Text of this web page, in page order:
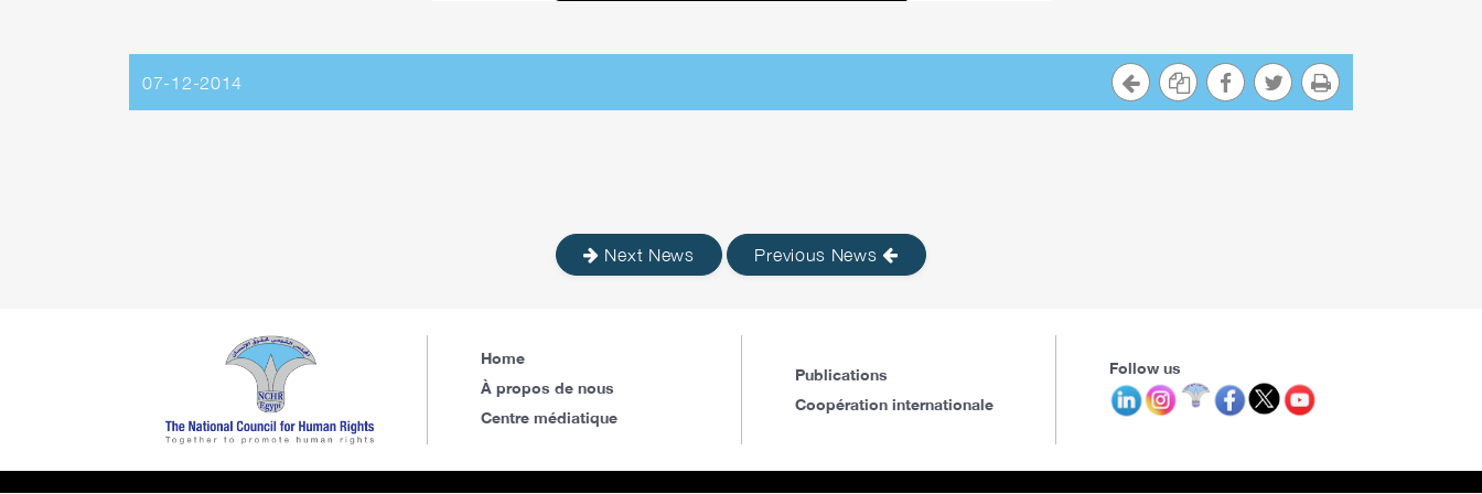
07-12-2014
Next News Previous News
Home
À propos de nous
Centre médiatique
Publications
Coopération internationale
Follow us